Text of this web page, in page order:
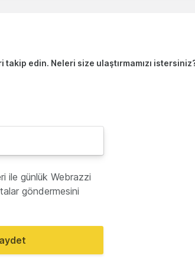
edin. Neleri size ulaştırmamızı
ile günlük Webrazzi
göndermesini